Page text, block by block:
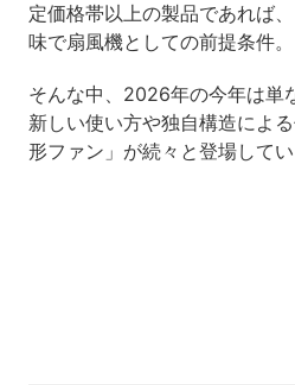
定価格帯以上の製品であれば
味で扇風機としての前提条件。
そんな中、2026年の今年は単
新しい使い方や独自構造によ
形ファン」が続々と登場してい